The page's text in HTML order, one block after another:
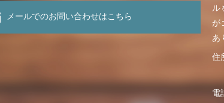
メールでのお問い合わせはこちら
ル
が
あ
住
電